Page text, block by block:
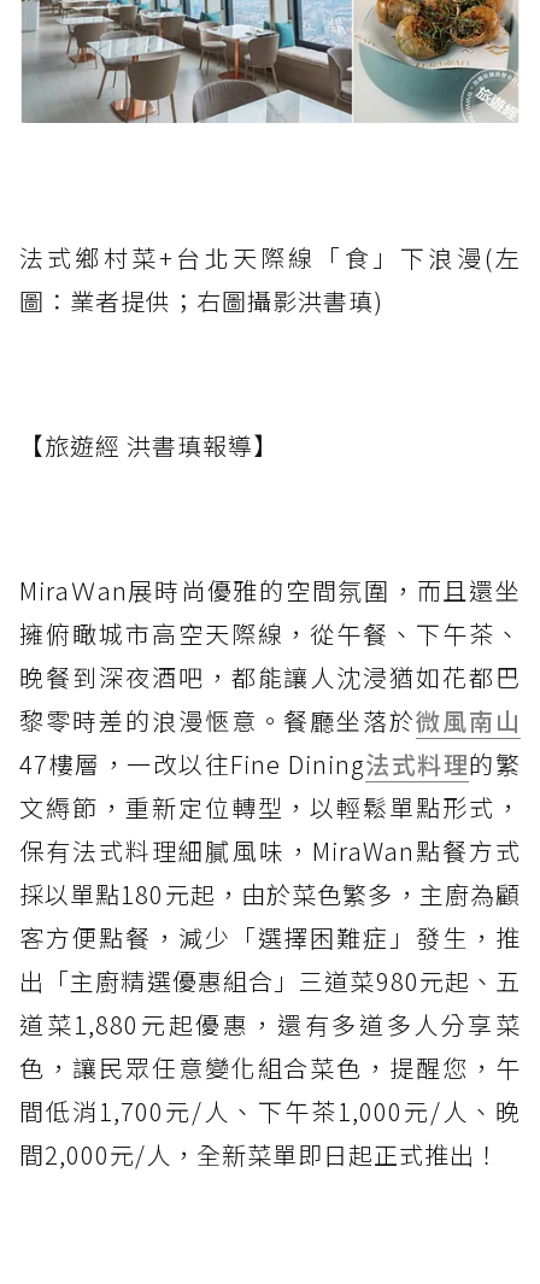
法式鄉村菜+台北天際線「食」下浪漫(左
圖：業者提供；右圖攝影洪書瑱)
【旅遊經 洪書瑱報導】
MiraＷan展時尚優雅的空間氛圍，而且還坐
擁俯瞰城市高空天際線，從午餐、下午茶、
晚餐到深夜酒吧，都能讓人沈浸猶如花都巴
黎零時差的浪漫愜意。餐廳坐落於微風南山
47樓層，一改以往Fine Dining法式料理的繁
文縟節，重新定位轉型，以輕鬆單點形式，
保有法式料理細膩風味，MiraWan點餐方式
採以單點180元起，由於菜色繁多，主廚為顧
客方便點餐，減少「選擇困難症」發生，推
出「主廚精選優惠組合」三道菜980元起、五
道菜1,880元起優惠，還有多道多人分享菜
色，讓民眾任意變化組合菜色，提醒您，午
間低消1,700元/人、下午茶1,000元/人、晚
間2,000元/人，全新菜單即日起正式推出！